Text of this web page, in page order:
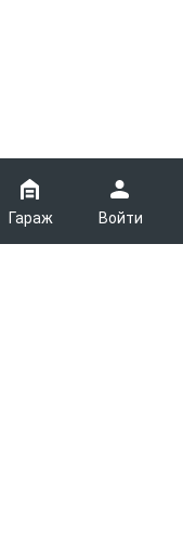
Гараж Войти